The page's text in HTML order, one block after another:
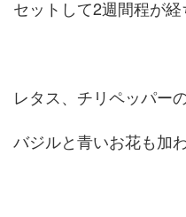
セットして2週間程が経
レタス、チリペッパー
バジルと青いお花も加